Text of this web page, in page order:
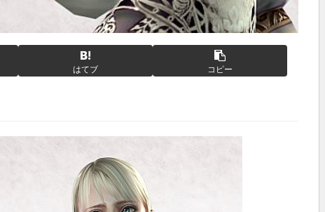
はてブ コピー